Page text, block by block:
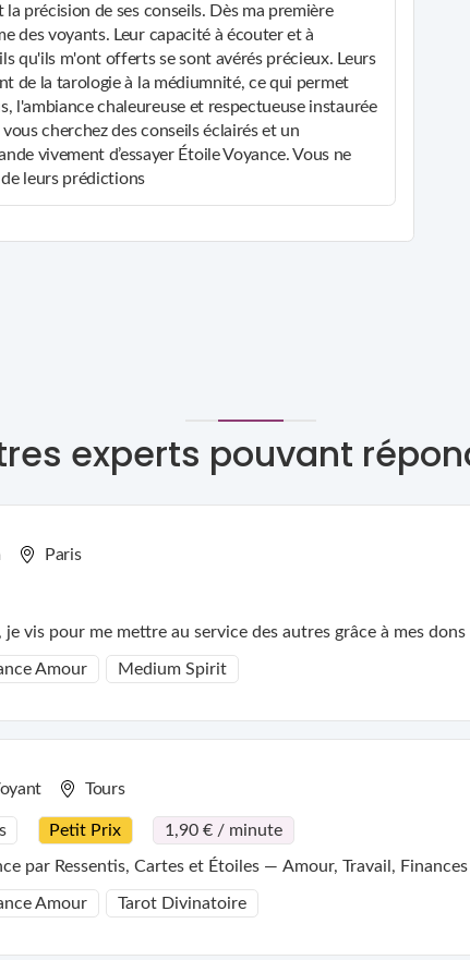
précision de ses conseils. Dès ma première
des voyants. Leur capacité à écouter et à
qu'ils m'ont offerts se sont avérés précieux. Leurs
de la tarologie à la médiumnité, ce qui permet
l'ambiance chaleureuse et respectueuse instaurée
cherchez des conseils éclairés et un
vivement d’essayer Étoile Voyance. Vous ne
leurs prédictions
experts pouvant
Paris
vis pour me mettre au service des autres grâce à mes dons
Amour Medium Spirit
Tours
Petit Prix 1,90 € / minute
par Ressentis, Cartes et Étoiles — Amour, Travail,
Amour Tarot Divinatoire